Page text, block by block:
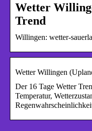
Wetter
Trend
Willingen: wetter-
Wetter Willingen
Der 16 Tage Wetter
Temperatur,